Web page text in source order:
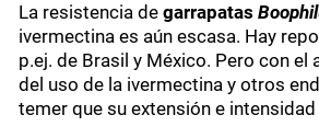
La resistencia degarrapatas
ivermectina es aún escasa. Hay
p.ej. de Brasil y México. Pero con el
del uso de la ivermectina y otros
temer que su extensión e